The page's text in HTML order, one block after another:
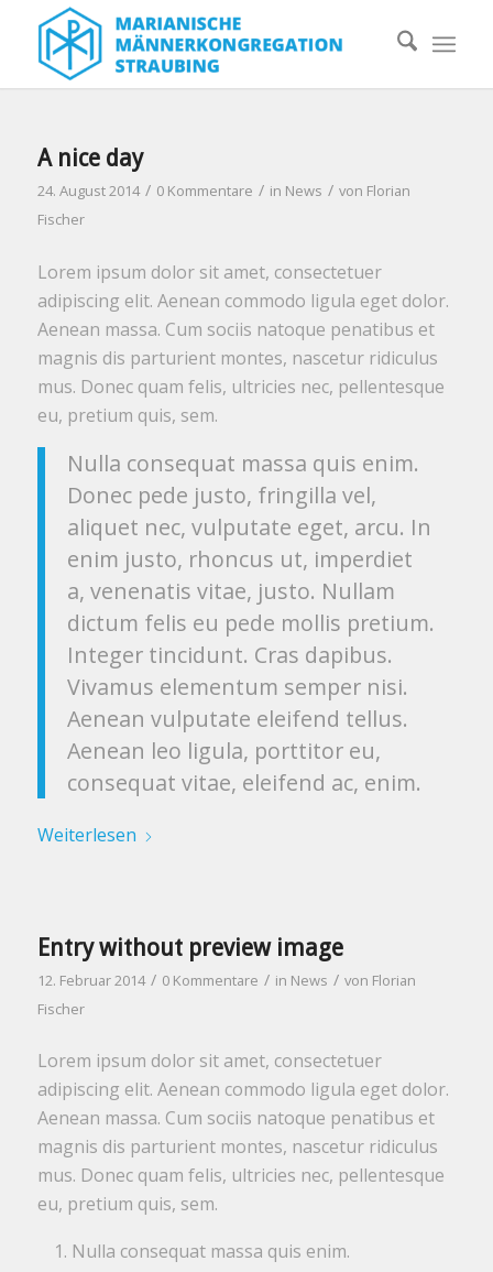
A nice day
24. August 2014 / 0 Kommentare / in News / von Florian
Fischer
Lorem ipsum dolor sit amet, consectetuer
adipiscing elit. Aenean commodo ligula eget dolor.
Aenean massa. Cum sociis natoque penatibus et
magnis dis parturient montes, nascetur ridiculus
mus. Donec quam felis, ultricies nec, pellentesque
eu, pretium quis, sem.
Nulla consequat massa quis enim.
Donec pede justo, fringilla vel,
aliquet nec, vulputate eget, arcu. In
enim justo, rhoncus ut, imperdiet
a, venenatis vitae, justo. Nullam
dictum felis eu pede mollis pretium.
Integer tincidunt. Cras dapibus.
Vivamus elementum semper nisi.
Aenean vulputate eleifend tellus.
Aenean leo ligula, porttitor eu,
consequat vitae, eleifend ac, enim.
Weiterlesen
Entry without preview image
12. Februar 2014 / 0 Kommentare / in News / von Florian
Fischer
Lorem ipsum dolor sit amet, consectetuer
adipiscing elit. Aenean commodo ligula eget dolor.
Aenean massa. Cum sociis natoque penatibus et
magnis dis parturient montes, nascetur ridiculus
mus. Donec quam felis, ultricies nec, pellentesque
eu, pretium quis, sem.
Nulla consequat massa quis enim.